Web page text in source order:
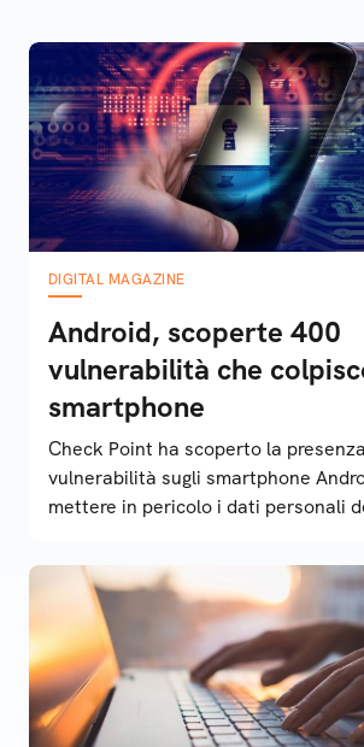
DIGITAL MAGAZINE
Android, scoperte 400
vulnerabilità che
smartphone
Check Point ha scoperto la
vulnerabilità sugli smartphone
mettere in pericolo i dati personali